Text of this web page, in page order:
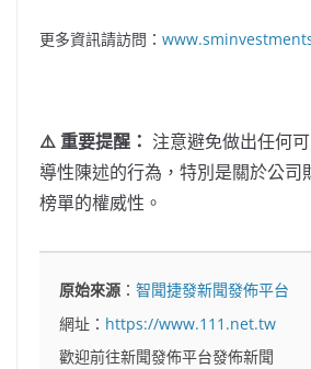
更多資訊請訪問：
⚠️ 重要提醒： 注意避免做出任何
導性陳述的行為，特別是關於公司
榜單的權威性。
原始來源 ：智聞捷發新聞發佈平台
網址： https://www.111.net.tw
歡迎前往新聞發佈平台發佈新聞